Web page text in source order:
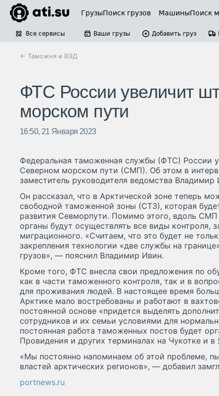
ГрузыПоиск грузов МашиныПоиск
Все сервисы Ваши грузы Добавить груз
← Таможня и ВЭД
ФТС России увеличит
морском пути
16:50, 21 Января 2023
Федеральная таможенная службы (ФТС) России
Северном морском пути (СМП). Об этом в
заместитель руководителя ведомства Владимир
Он рассказал, что в Арктической зоне теперь
свободной таможенной зоны (СТЗ), которая
развития Севморпути. Помимо этого, вдоль
органы будут осуществлять все виды контроля,
миграционного. «Считаем, что это будет не
закрепления технологии «две службы на
грузов», — пояснил Владимир Ивин.
Кроме того, ФТС внесла свои предложения по
как в части таможенного контроля, так и в
для проживания людей. В настоящее время
Арктике мало востребованы и работают в
постоянной основе «придется выделять
сотрудников и их семьи условиями для
постоянная работа таможенных постов будет
Провидения и других терминалах на Чукотке и в
«Мы постоянно напоминаем об этой проблеме,
властей арктических регионов», — добавил
portnews.ru